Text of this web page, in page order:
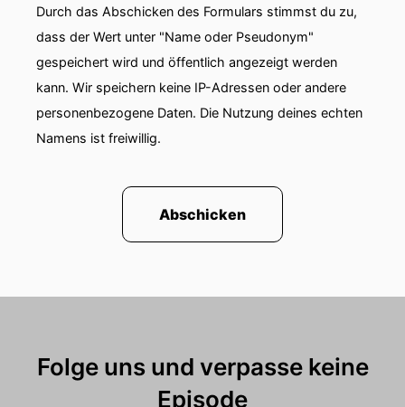
00:01:03: Herzlichen Glückwunsch dazu.
00:01:05: Darüber möchte ich gerne mit euch
sprechen über dieses Projekt und den Umgang
mit Bestand- und Denkmalschutz.
00:01:13: Werbung.
das Zutritts- und Identitätsmanagement.
00:01:19: Das Unternehmen unterstützt seine
zu bewirtschaften.
Architektur-Award seit vielen Jahren zu
unterstützen und gratuliert den Preisträgerinnen
Durch das Abschicken des Formulars stimmst du zu,
dass der Wert unter "Name oder Pseudonym"
gespeichert wird und öffentlich angezeigt werden
kann. Wir speichern keine IP-Adressen oder andere
personenbezogene Daten. Die Nutzung deines echten
Namens ist freiwillig.
Abschicken
Folge uns und verpasse keine
Episode